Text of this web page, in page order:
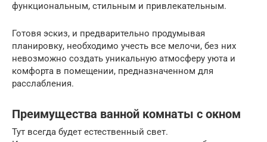
функциональным, стильным и привлекательным.
Готовя эскиз, и предварительно продумывая
планировку, необходимо учесть все мелочи, без них
невозможно создать уникальную атмосферу уюта и
комфорта в помещении, предназначенном для
расслабления.
Преимущества ванной комнаты с окном
Тут всегда будет естественный свет.